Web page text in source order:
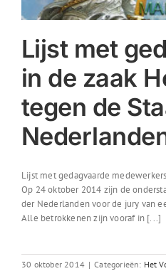
Lijst met
in de zaak
tegen de
Lijst met gedagvaarde
Op 24 oktober 2014 zijn de
der Nederlanden voor de jury van
Alle betrokkenen zijn vooraf in [...]
30 oktober 2014 | Categorieën: Het